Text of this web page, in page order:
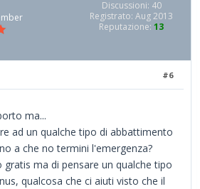
Discussioni: 40
Registrato: Aug 2013
Reputazione: 13
#6
ma...
ad un qualche tipo di abbattimento
a che no termini l'emergenza?
ma di pensare un qualche tipo
qualcosa che ci aiuti visto che il